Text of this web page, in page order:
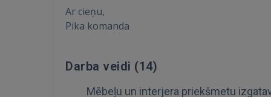
Ar cieņu,
Pika komanda
Darba veidi (14)
Mēbeļu un interjera priekšmetu